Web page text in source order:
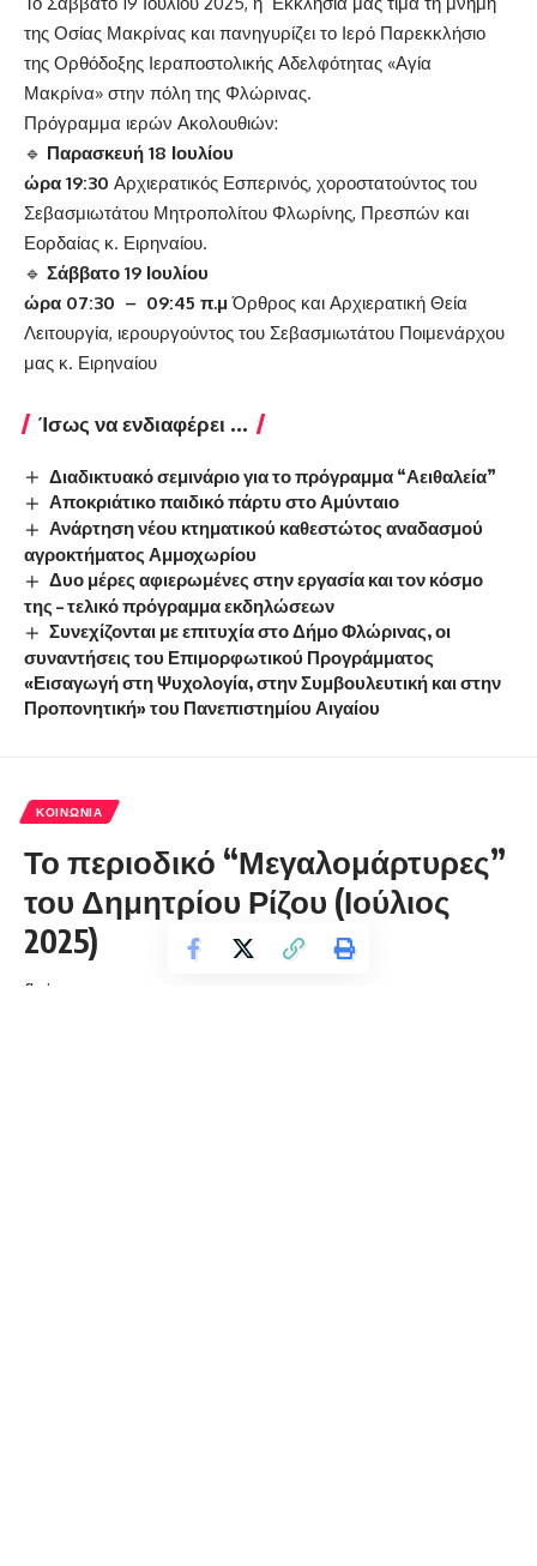
της Οσίας Μακρίνας και πανηγυρίζει το Ιερό Παρεκκλήσιο
της Ορθόδοξης Ιεραποστολικής Αδελφότητας «Αγία
Μακρίνα» στην πόλη της Φλώρινας.
Πρόγραμμα ιερών Ακολουθιών:
🔹 Παρασκευή 18 Ιουλίου
ώρα 19:30 Αρχιερατικός Εσπερινός, χοροστατούντος του
Σεβασμιωτάτου Μητροπολίτου Φλωρίνης, Πρεσπών και
Εορδαίας κ. Ειρηναίου.
🔹 Σάββατο 19 Ιουλίου
ώρα 07:30 – 09:45 π.μΌρθρος και Αρχιερατική Θεία
Λειτουργία, ιερουργούντος του Σεβασμιωτάτου Ποιμενάρχου
μας κ. Ειρηναίου
Ίσως να ενδιαφέρει ...
Διαδικτυακό σεμινάριο για το πρόγραμμα “Αειθαλεία”
Αποκριάτικο παιδικό πάρτυ στο Αμύνταιο
Ανάρτηση νέου κτηματικού καθεστώτος αναδασμού
αγροκτήματος Αμμοχωρίου
Δυο μέρες αφιερωμένες στην εργασία και τον κόσμο
της – τελικό πρόγραμμα εκδηλώσεων
Συνεχίζονται με επιτυχία στο Δήμο Φλώρινας, οι
συναντήσεις του Επιμορφωτικού Προγράμματος
«Εισαγωγή στη Ψυχολογία, στην Συμβουλευτική και στην
Προπονητική» του Πανεπιστημίου Αιγαίου
ΚΟΙΝΩΝΊΑ
Το περιοδικό “Μεγαλομάρτυρες”
του Δημητρίου Ρίζου (Ιούλιος
2025)
florinapress.gr